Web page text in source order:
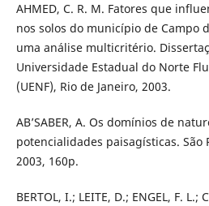
AHMED, C. R. M. Fatores que
nos solos do município de Campo
uma análise multicritério.
Universidade Estadual do Norte
(UENF), Rio de Janeiro, 2003.
AB’SABER, A. Os domínios de
potencialidades paisagísticas. São
2003, 160p.
BERTOL, I.; LEITE, D.; ENGEL, F. L.;